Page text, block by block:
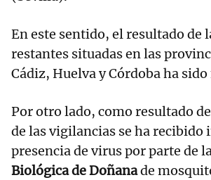
En este sentido, el resultado de
restantes situadas en las
Cádiz, Huelva y Córdoba ha
Por otro lado, como resultado
de las vigilancias se ha recibido
presencia de virus por parte de
Biológica de Doñanade